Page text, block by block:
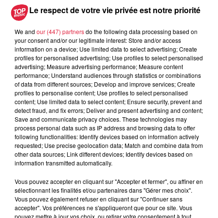
pape à Metz en septembre
5 août 2026
Europa-Park : des précisons sur
l’après Euro-Mir
Dans la même série
La Minute Sport du Haut-Rhin -
vendredi 21 mars
La minute sport en Alsace avec Top Music
Le respect de votre vie privée est notre priorité
We and our (447) partnersdo the following data processing based on
your consent and/or our legitimate interest: Store and/or access
information on a device; Use limited data to select advertising; Create
profiles for personalised advertising; Use profiles to select personalised
advertising; Measure advertising performance; Measure content
performance; Understand audiences through statistics or combinations
of data from different sources; Develop and improve services; Create
profiles to personalise content; Use profiles to select personalised
content; Use limited data to select content; Ensure security, prevent and
detect fraud, and fix errors; Deliver and present advertising and content;
Save and communicate privacy choices. These technologies may
process personal data such as IP address and browsing data to offer
following functionalities: Identify devices based on information actively
requested; Use precise geolocation data; Match and combine data from
other data sources; Link different devices; Identify devices based on
information transmitted automatically.
Vous pouvez accepter en cliquant sur "Accepter et fermer", ou affiner en
sélectionnant les finalités et/ou partenaires dans "Gérer mes choix".
Vous pouvez également refuser en cliquant sur "Continuer sans
accepter". Vos préférences ne s'appliqueront que pour ce site. Vous
pouvez mettre à jour vos choix, ou retirer votre consentement à tout